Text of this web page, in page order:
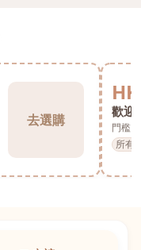
去選購
歡迎
門檻
所有